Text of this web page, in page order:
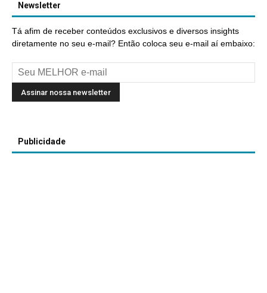
Newsletter
Tá afim de receber conteúdos exclusivos e diversos insights
diretamente no seu e-mail? Então coloca seu e-mail aí embaixo:
Publicidade